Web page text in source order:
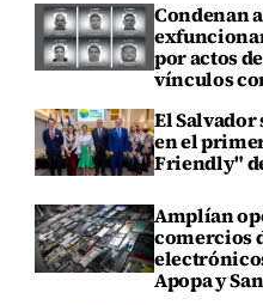
Condenan a
por actos
vínculos
El
en el
Friendly"
Amplían
comercios
Apopa y